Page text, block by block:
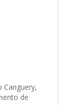
Canguery,
de